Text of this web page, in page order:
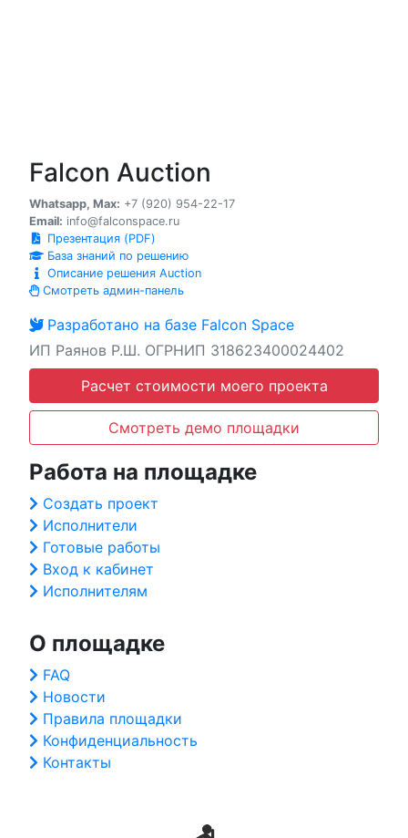
Falcon Auction
Whatsapp, Max: +7 (920) 954-22-17
Email: info@falconspace.ru
Презентация (PDF)
База знаний по решению
Описание решения Auction
Смотреть админ-панель
Разработано на базе Falcon Space
ИП Раянов Р.Ш. ОГРНИП 318623400024402
Расчет стоимости моего проекта
Смотреть демо площадки
Работа на площадке
Создать проект
Исполнители
Готовые работы
Вход к кабинет
Исполнителям
О площадке
FAQ
Новости
Правила площадки
Конфиденциальность
Контакты